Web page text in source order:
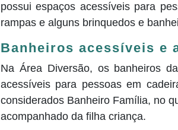
possui espaços acessíveis para
rampas e alguns brinquedos e
Banheiros acessíveis e
Na Área Diversão, os banheiros
acessíveis para pessoas em
considerados Banheiro Família, no
acompanhado da filha criança.